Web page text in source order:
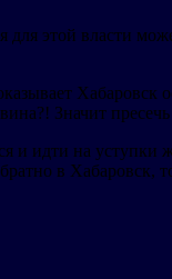
этой власти
Значит
и идти на
в Хабаровск,